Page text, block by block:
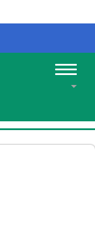
Toggle